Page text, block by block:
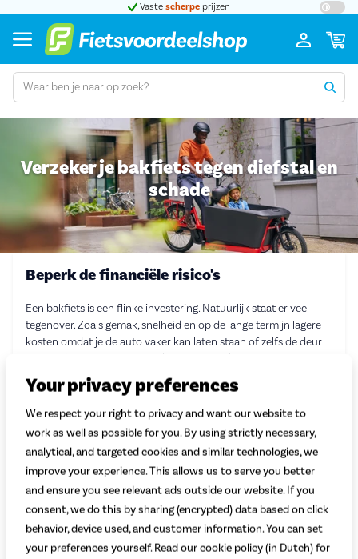
Vaste scherpe prijzen
Verzeker je bakfiets tegen diefstal en
schade
Beperk de financiële risico's
Een bakfiets is een flinke investering. Natuurlijk staat er veel
tegenover. Zoals gemak, snelheid en op de lange termijn lagere
kosten omdat je de auto vaker kan laten staan of zelfs de deur
uit kan doen. Het loont hoe dan ook om je bakfiets te
verzekeren. Want diefstal is nooit helemaal uit te sluiten. Net als
een aanrijding door een auto. Met een bakfietsverzekering
voorkom je onverwachte kosten en mag je snel een herstelde of
nieuwe bakfiets verwachten na zo’n gebeurtenis.
Voor een bakfiets kan je bij de meeste verzekaars eennormale
fietsverzekeringafsluiten. Veel verzekeraars geven een flinke
korting op de premie als de bakfiets is uitgerust met een GPS-
tracker. Op deze pagina lees je hoe het werkt.
Your privacy preferences
We respect your right to privacy and want our website to
work as well as possible for you. By using strictly necessary,
analytical, and targeted cookies and similar technologies, we
improve your experience. This allows us to serve you better
and ensure you see relevant ads outside our website. If you
consent, we do this by sharing (encrypted) data based on click
behavior, device used, and customer information. You can set
your preferences yourself. Read our cookie policy (in Dutch) for